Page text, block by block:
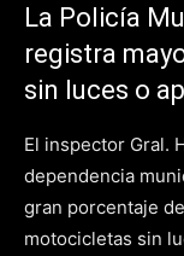
La Policía
registra
sin luces o
El inspector Gral.
dependencia
gran porcentaje
motocicletas sin